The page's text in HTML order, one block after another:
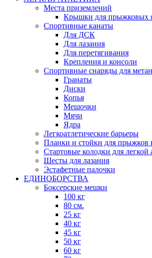
Места приземлений
Крышки для прыжковых
Спортивные канаты
Для ДСК
Для лазания
Для перетягивания
Крепления и консоли
Спортивные снаряды для
Гранаты
Диски
Копья
Мешочки
Мячи
Ядра
Легкоатлетические барьеры
Планки и стойки для прыжков
Стартовые колодки для легкой
Шесты для лазания
Эстафетные палочки
ЕДИНОБОРСТВА
Боксерские мешки
100 кг
80 см.
25 кг
40 кг
45 кг
50 кг
60 кг